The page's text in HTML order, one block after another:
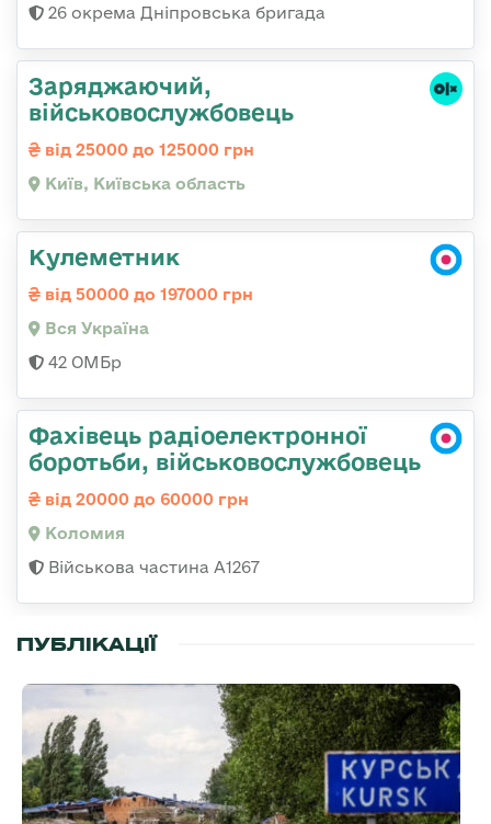
26 окрема Дніпровська бригада
Заряджаючий,
військовослужбовець
від 25000 до 125000 грн
Київ, Київська область
Кулеметник
від 50000 до 197000 грн
Вся Україна
42 ОМБр
Фахівець радіоелектронної
боротьби, військовослужбовець
від 20000 до 60000 грн
Коломия
Військова частина А1267
ПУБЛІКАЦІЇ